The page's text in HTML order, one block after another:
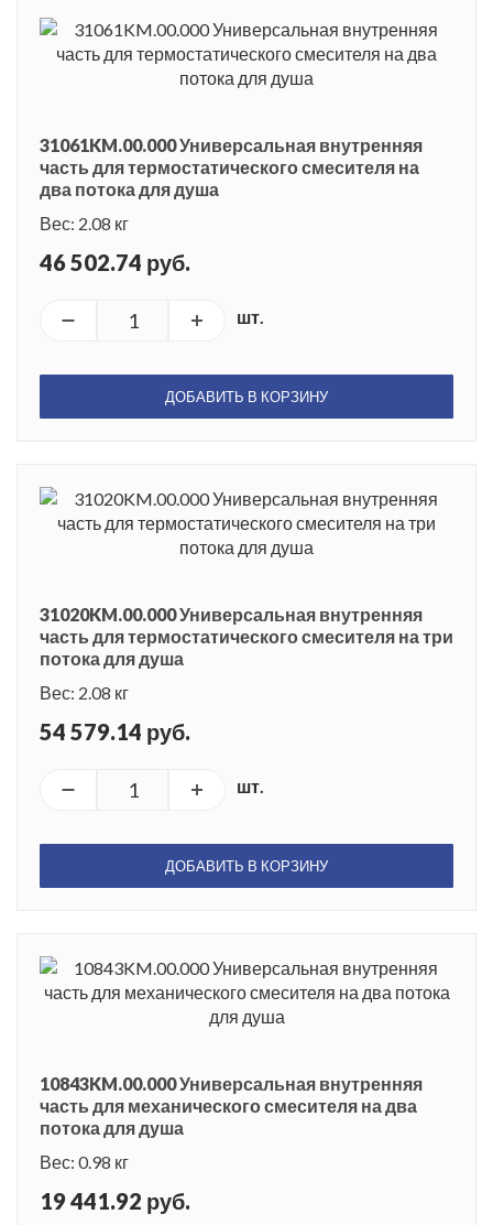
31061KM.00.000 Универсальная внутренняя
часть для термостатического смесителя на
два потока для душа
Вес: 2.08 кг
46 502.74 руб.
шт.
ДОБАВИТЬ В КОРЗИНУ
31020KM.00.000 Универсальная внутренняя
часть для термостатического смесителя на три
потока для душа
Вес: 2.08 кг
54 579.14 руб.
шт.
ДОБАВИТЬ В КОРЗИНУ
10843KM.00.000 Универсальная внутренняя
часть для механического смесителя на два
потока для душа
Вес: 0.98 кг
19 441.92 руб.